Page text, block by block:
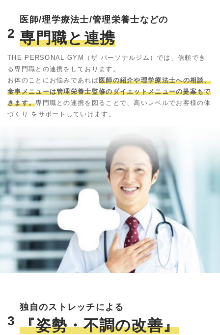
2
医師/理学療法士/管理栄養士などの
専門職と連携
THE PERSONAL GYM（ザ パーソナルジム）では、信頼でき
る専門職との連携をしております。
お体のことにお悩みであれば医師の紹介や理学療法士への相談、
食事メニューは管理栄養士監修のダイエットメニューの提案もで
きます。専門職との連携を図ることで、高いレベルでお客様の体
づくり をサポートしていけます。
3
独自のストレッチによる
『姿勢・不調の改善』